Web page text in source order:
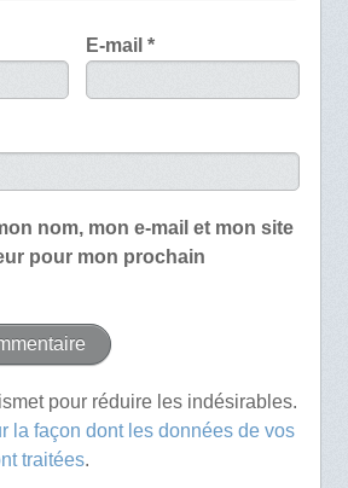
E-mail*
nom, mon e-mail et mon site
pour mon prochain
pour réduire les indésirables.
la façon dont les données de vos
traitées.